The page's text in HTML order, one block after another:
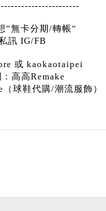
“無卡分期/轉帳“
訊 IG/FB
或 kaokaotaipei
高高Remake
球鞋代購/潮流服飾）